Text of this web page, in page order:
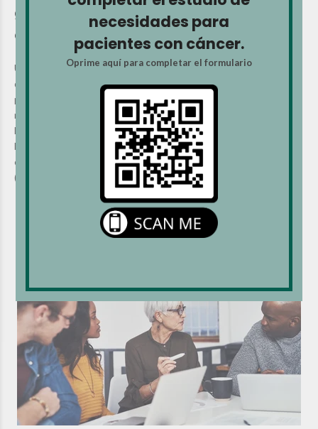
graves de la quimioterapia con 5-FU y
capecitabina
Un pequeño número de personas tratadas con los medicamentos de
quimioterapia 5-FU (5-fluorouracilo) o capecitabina (Xeloda) puede
presentar efectos secundarios graves o incluso potencialmente
mortales, porque su cuerpo descompone el medicamento más
lentamente de lo normal. Una prueba genética llamada prueba de
DPYD puede ayudar a identificar a las personas con mayor riesgo de
efectos secundarios graves antes de comenzar el tratamiento.
(Publicado el 2/11/26)
necesidades para
pacientes con cáncer.
Oprime aquí para completar el formulario